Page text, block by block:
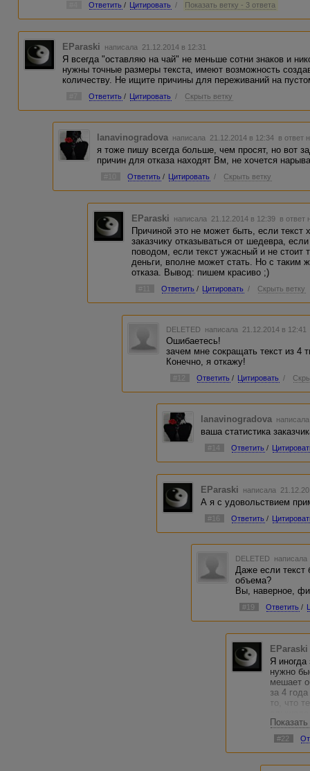
Ответить / Цитировать / Показать ветку - 3 ответа
EParaski написала 21.12.2014 в 12:31
Я всегда "оставляю на чай" не меньше сотни знаков и
нужны точные размеры текста, имеют возможность
количеству. Не ищите причины для переживаний на
Ответить / Цитировать / Скрыть ветку
lanavinogradova написала 21.12.2014 в 12:34 в ответ
я тоже пишу всегда больше, чем просят, но вот
причин для отказа находят Вм, не хочется
Ответить / Цитировать / Скрыть ветку
EParaski написала 21.12.2014 в 12:39 в ответ
Причиной это не может быть, если
заказчику отказываться от шедевра,
поводом, если текст ужасный и не стоит
деньги, вполне может стать. Но с таким
отказа. Вывод: пишем красиво ;)
Ответить / Цитировать / Скрыть ветку
DELETED написала 21.12.2014 в
Ошибаетесь!
зачем мне сокращать текст из 4
Конечно, я откажу!
#12 Ответить / Цитировать /
lanavinogradova
ваша статистика
#14 Ответить /
EParaski написала
А я с удовольствием
#16 Ответить /
DELETED
Даже если текст
объема?
Вы, наверное,
#19 Ответить /
EParaski
Я иногда
нужно
мешает
за 4
то, что
два
#22